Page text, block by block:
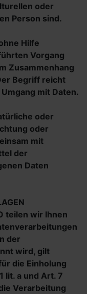
oder
Person sind.
Hilfe
Vorgang
Zusammenhang
Begriff reicht
mit Daten.
oder
oder
mit
der
Daten
teilen wir Ihnen
der
wird, gilt
die Einholung
lit. a und Art. 7
Verarbeitung